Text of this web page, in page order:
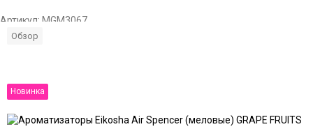
Артикул: MGM3067
Обзор
Новинка
в
к